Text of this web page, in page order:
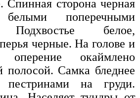
Спинная сторона черная
поперечными
Подхвостье белое,
черные. На голове и
окаймлено
полосой. Самка бледнее
на груди.